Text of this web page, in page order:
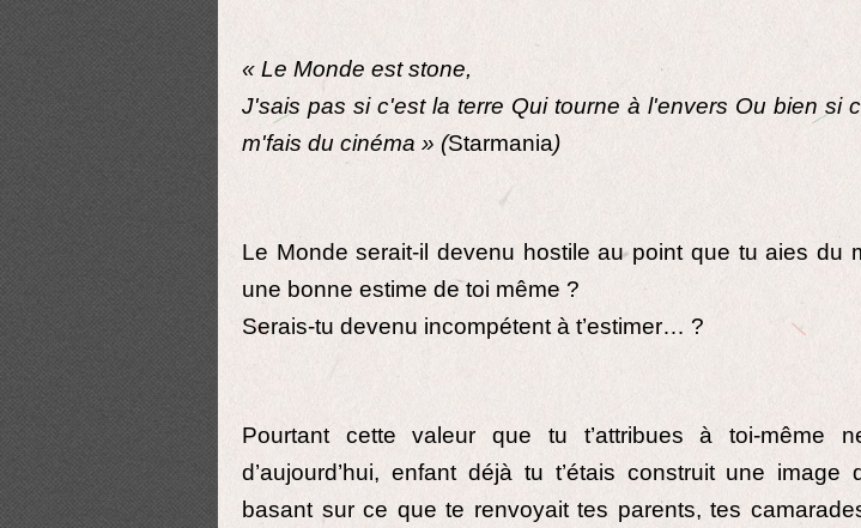
« Le Monde est stone,
J'sais pas si c'est la terre Qui tourne à l'envers Ou bien si
m'fais du cinéma » (Starmania)
Le Monde serait-il devenu hostile au point que tu aies du
une bonne estime de toi même ?
Serais-tu devenu incompétent à t’estimer… ?
Pourtant cette valeur que tu t’attribues à toi-même
d’aujourd’hui, enfant déjà tu t’étais construit une
basant sur ce que te renvoyait tes parents, tes